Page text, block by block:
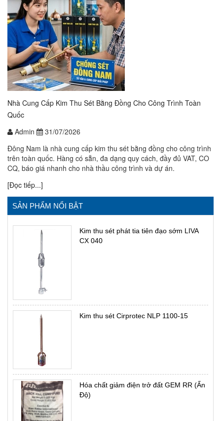
Nhà Cung Cấp Kim Thu Sét Bằng Đồng Cho Công Trình Toàn
Quốc
Admin
31/07/2026
Đông Nam là nhà cung cấp kim thu sét bằng đồng cho công trình
trên toàn quốc. Hàng có sẵn, đa dạng quy cách, đầy đủ VAT, CO
CQ, báo giá nhanh cho nhà thầu công trình và dự án.
[Đọc tiếp...]
SẢN PHẨM NỔI BẬT
Kim thu sét phát tia tiên đạo sớm LIVA
CX 040
Kim thu sét Cirprotec NLP 1100-15
Hóa chất giảm điện trở đất GEM RR (Ấn
Độ)